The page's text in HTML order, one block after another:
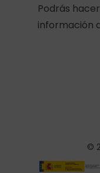
Podrás
información
©